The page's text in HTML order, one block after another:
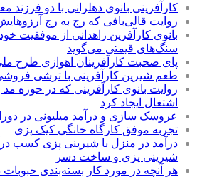
کارآفرینی بانوی دهلرانی با دو فرزند
روایت قالی‌بافی که رج به رج
بانوی کارآفرین زاهدانی از موفقیت
سنگ‌های قیمتی می‌گوید
پای صحبت کارآفرینان اهوازی طرح
طعم شیرین کارآفرینی با ترشی
اشتغال ایجاد کرد
عروسک سازی و درآمد میلیونی در
تجربه موفق کارگاه خانگی کیک پزی
درآمد در منزل با شیرینی پزی کسب
شیرینی پزی و ساخت دسر
هر آنچه در مورد کار بسته‌بندی حبوبات